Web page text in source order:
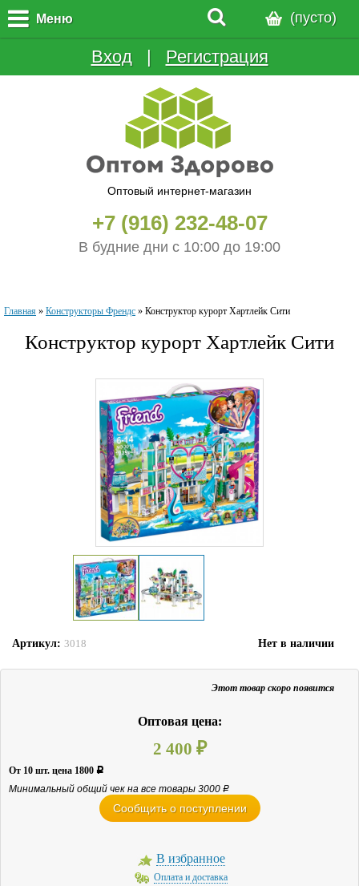
Вход
  |
Регистрация
(пусто)
Оптовый интернет-магазин
+7 (916) 232-48-07
В будние дни с 10:00 до 19:00
Меню
Главная » Конструкторы Френдс » Конструктор курорт Хартлейк Сити
Конструктор курорт Хартлейк Сити
Артикул: 3018 Нет в наличии
Этот товар скоро появится
Оптовая цена:
2 400 ₽
От 10 шт. цена 1800 Р
Минимальный общий чек на все товары 3000 Р
Сообщить о поступлении
В избранное
Оплата и доставка